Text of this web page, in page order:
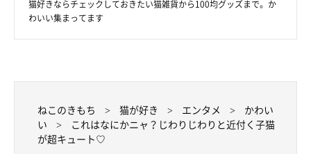
猫好きならチェックしておきたい猫雑貨から100均グッズまで。か
わいい集まってます
ねこのきもち 猫が好き エンタメ
かわい
い
これはなにかニャ？じわりじわりと近付く子猫
が超キュート♡